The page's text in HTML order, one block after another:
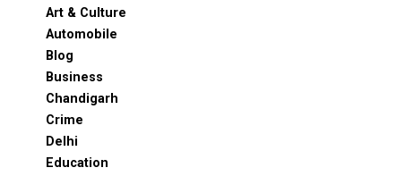
Art & Culture
Automobile
Blog
Business
Chandigarh
Crime
Delhi
Education